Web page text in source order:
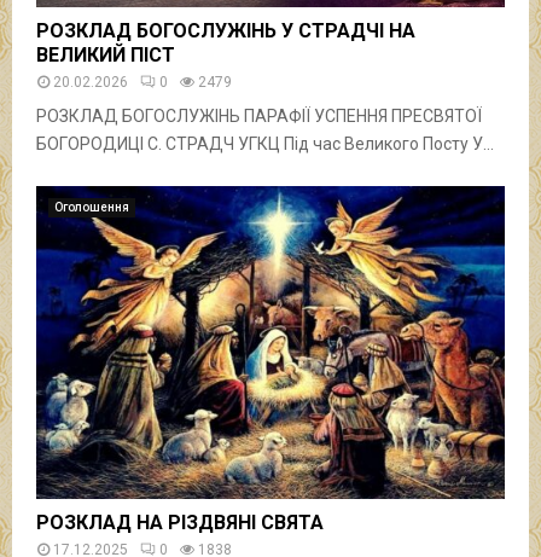
РОЗКЛАД БОГОСЛУЖІНЬ У СТРАДЧІ НА
ВЕЛИКИЙ ПІСТ
20.02.2026 0 2479
РОЗКЛАД БОГОСЛУЖІНЬ ПАРАФІЇ УСПЕННЯ ПРЕСВЯТОЇ
БОГОРОДИЦІ С. СТРАДЧ УГКЦ Під час Великого Посту У...
Оголошення
РОЗКЛАД НА РІЗДВЯНІ СВЯТА
17.12.2025 0 1838